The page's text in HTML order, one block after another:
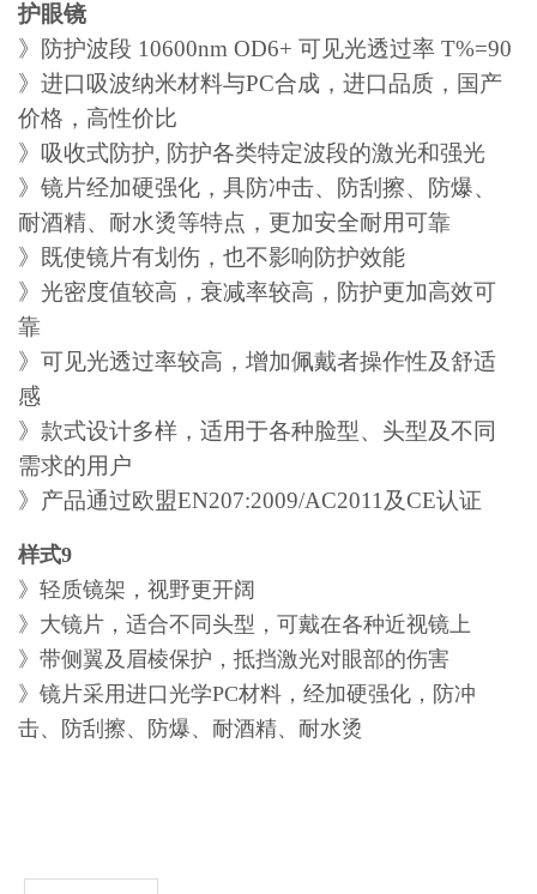
护眼镜
》防护波段 10600nm OD6+ 可见光透过率 T%=90
》进口吸波纳米材料与PC合成，进口品质，国产
价格，高性价比
》吸收式防护, 防护各类特定波段的激光和强光
》镜片经加硬强化，具防冲击、防刮擦、防爆、
耐酒精、耐水烫等特点，更加安全耐用可靠
》既使镜片有划伤，也不影响防护效能
》光密度值较高，衰减率较高，防护更加高效可
靠
》可见光透过率较高，增加佩戴者操作性及舒适
感
》款式设计多样，适用于各种脸型、头型及不同
需求的用户
》产品通过欧盟EN207:2009/AC2011及CE认证
样式9
》轻质镜架，视野更开阔
》大镜片，适合不同头型，可戴在各种近视镜上
》带侧翼及眉棱保护，抵挡激光对眼部的伤害
》镜片采用进口光学PC材料，经加硬强化，防冲
击、防刮擦、防爆、耐酒精、耐水烫